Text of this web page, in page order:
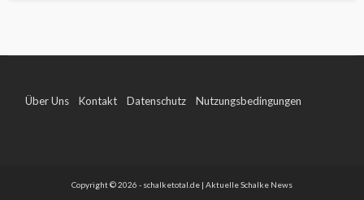
Über Uns Kontakt Datenschutz Nutzungsbedingungen
Copyright © 2026 - schalketotal.de | Aktuelle Schalke News